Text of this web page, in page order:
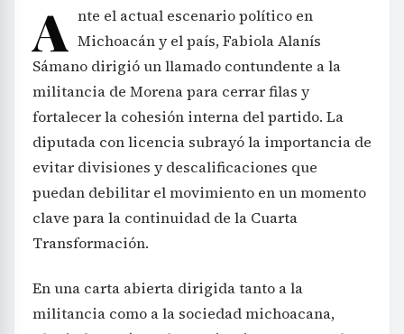
A nte el actual escenario político en
Michoacán y el país, Fabiola Alanís
Sámano dirigió un llamado contundente a la
militancia de Morena para cerrar filas y
fortalecer la cohesión interna del partido. La
diputada con licencia subrayó la importancia de
evitar divisiones y descalificaciones que
puedan debilitar el movimiento en un momento
clave para la continuidad de la Cuarta
Transformación.
En una carta abierta dirigida tanto a la
militancia como a la sociedad michoacana,